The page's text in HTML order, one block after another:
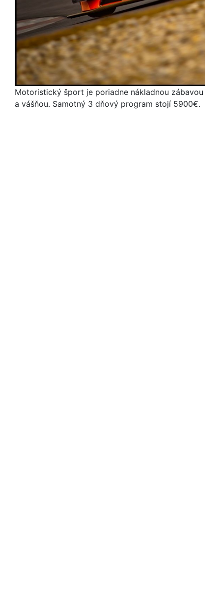
Motoristický šport je poriadne nákladnou zábavou
a vášňou. Samotný 3 dňový program stojí 5900€.